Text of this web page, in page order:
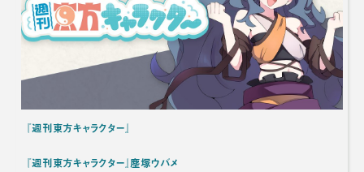
『週刊東方キャラクター』
『週刊東方キャラクター』塵塚ウバメ